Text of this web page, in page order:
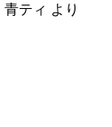
青ティ より